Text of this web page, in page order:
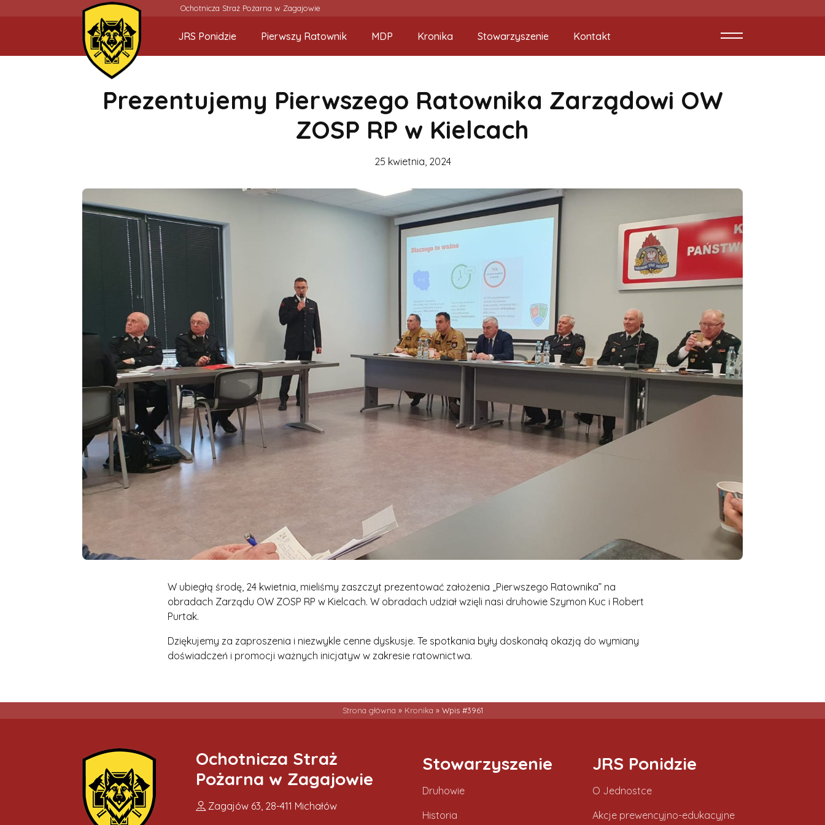
Ochotnicza Straż Pożarna w Zagajowie
JRS Ponidzie Pierwszy Ratownik MDP Kronika Stowarzyszenie Kontakt
Prezentujemy Pierwszego Ratownika Zarządowi OW
ZOSP RP w Kielcach
25 kwietnia, 2024
W ubiegłą środę, 24 kwietnia, mieliśmy zaszczyt prezentować założenia „Pierwszego Ratownika” na
obradach Zarządu OW ZOSP RP w Kielcach. W obradach udział wzięli nasi druhowie Szymon Kuc i Robert
Purtak.
Dziękujemy za zaproszenia i niezwykle cenne dyskusje. Te spotkania były doskonałą okazją do wymiany
doświadczeń i promocji ważnych inicjatyw w zakresie ratownictwa.
Strona główna » Kronika » Wpis #3961
Ochotnicza Straż
Pożarna w Zagajowie
Zagajów 63, 28-411 Michałów
Stowarzyszenie
Druhowie
Historia
JRS Ponidzie
O Jednostce
Akcje prewencyjno-edukacyjne